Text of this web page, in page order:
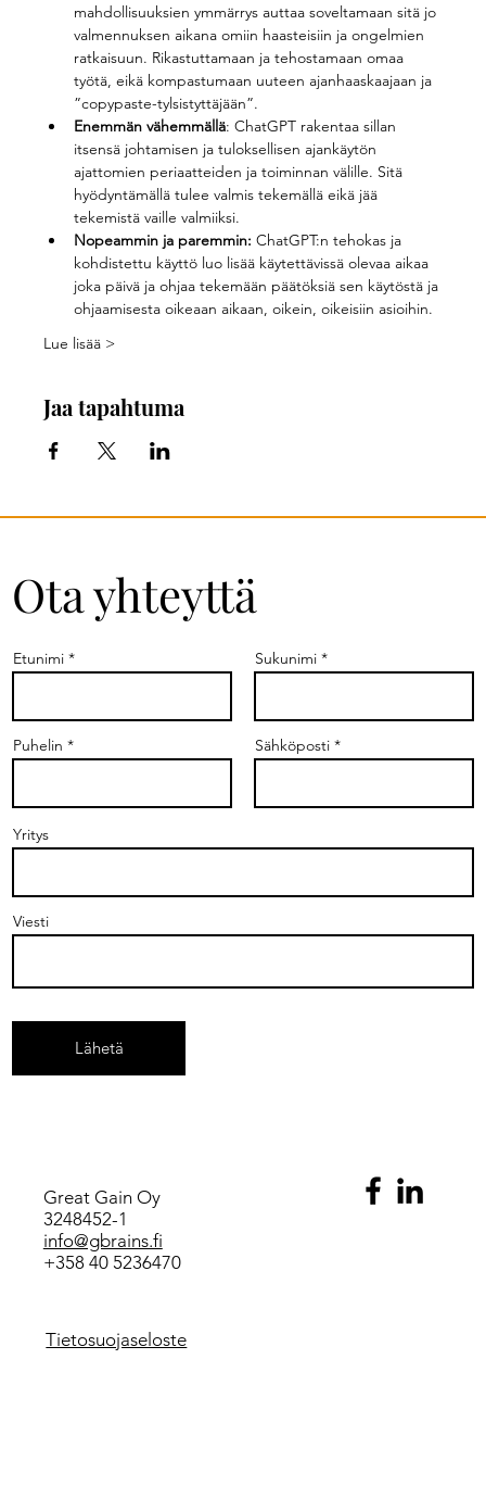
mahdollisuuksien ymmärrys auttaa soveltamaan sitä jo
valmennuksen aikana omiin haasteisiin ja ongelmien
ratkaisuun. Rikastuttamaan ja tehostamaan omaa
työtä, eikä kompastumaan uuteen ajanhaaskaajaan ja
”copypaste-tylsistyttäjään”.
Enemmän vähemmällä: ChatGPT rakentaa sillan
itsensä johtamisen ja tuloksellisen ajankäytön
ajattomien periaatteiden ja toiminnan välille. Sitä
hyödyntämällä tulee valmis tekemällä eikä jää
tekemistä vaille valmiiksi.
Nopeammin ja paremmin: ChatGPT:n tehokas ja
kohdistettu käyttö luo lisää käytettävissä olevaa aikaa
joka päivä ja ohjaa tekemään päätöksiä sen käytöstä ja
ohjaamisesta oikeaan aikaan, oikein, oikeisiin asioihin.
Lue lisää >
Jaa tapahtuma
Ota yhteyttä
Lähetä
Etunimi
Sähköposti
Puhelin
Sukunimi
Yritys
Viesti
Great Gain Oy
3248452-1
info@gbrains.fi
+358 40 5236470
Tietosuojaseloste